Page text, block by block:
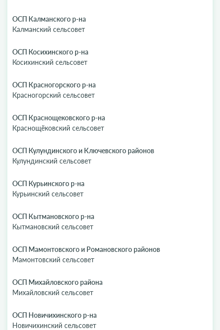
ОСП Калманского р-на
Калманский сельсовет
ОСП Косихинского р-на
Косихинский сельсовет
ОСП Красногорского р-на
Красногорский сельсовет
ОСП Краснощековского р-на
Краснощёковский сельсовет
ОСП Кулундинского и Ключевского районов
Кулундинский сельсовет
ОСП Курьинского р-на
Курьинский сельсовет
ОСП Кытмановского р-на
Кытмановский сельсовет
ОСП Мамонтовского и Романовского районов
Мамонтовский сельсовет
ОСП Михайловского района
Михайловский сельсовет
ОСП Новичихинского р-на
Новичихинский сельсовет